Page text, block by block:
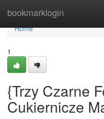
bookmarklogin
Home
Home
1
{Trzy Czarne
Cukiernicze